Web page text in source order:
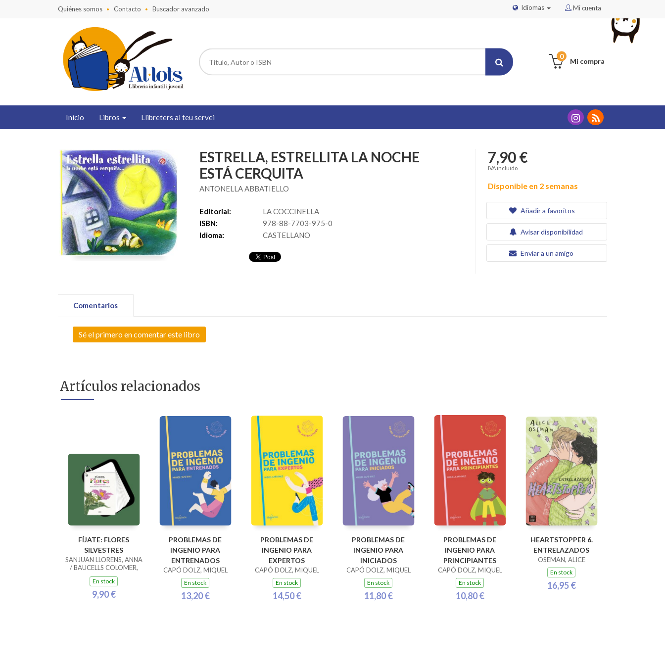
Mi cuenta
Idiomas
Quiénes somos Contacto Buscador avanzado
Mi compra
0
Inicio Libros Llibreters al teu servei
ESTRELLA, ESTRELLITA LA NOCHE
ESTÁ CERQUITA
ANTONELLA ABBATIELLO
Editorial:
LA COCCINELLA
ISBN:
978-88-7703-975-0
Idioma:
CASTELLANO
7,90 €
IVA incluido
Disponible en 2 semanas
Añadir a favoritos
Avisar disponibilidad
Enviar a un amigo
Comentarios
Sé el primero en comentar este libro
Artículos relacionados
FÍJATE: FLORES
SILVESTRES
SANJUAN LLORENS, ANNA
/ BAUCELLS COLOMER,
RAMON
En stock
9,90 €
PROBLEMAS DE
INGENIO PARA
ENTRENADOS
CAPÓ DOLZ, MIQUEL
En stock
13,20 €
PROBLEMAS DE
INGENIO PARA
EXPERTOS
CAPÓ DOLZ, MIQUEL
En stock
14,50 €
PROBLEMAS DE
INGENIO PARA
INICIADOS
CAPÓ DOLZ, MIQUEL
En stock
11,80 €
PROBLEMAS DE
INGENIO PARA
PRINCIPIANTES
CAPÓ DOLZ, MIQUEL
En stock
10,80 €
HEARTSTOPPER 6.
ENTRELAZADOS
OSEMAN, ALICE
En stock
16,95 €